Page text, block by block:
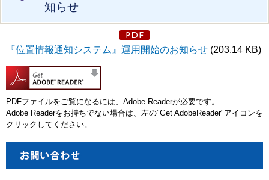
知らせ
『位置情報通知システム』運用開始のお知らせ (203.14 KB)
PDFファイルをご覧になるには、Adobe Readerが必要です。
Adobe Readerをお持ちでない場合は、左の"Get AdobeReader"アイコンを
クリックしてください。